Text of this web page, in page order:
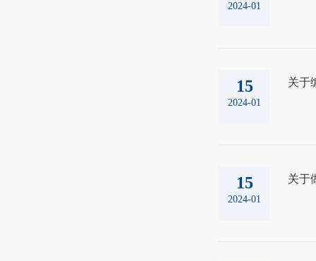
2024-01
15
2024-01
关于
15
2024-01
关于